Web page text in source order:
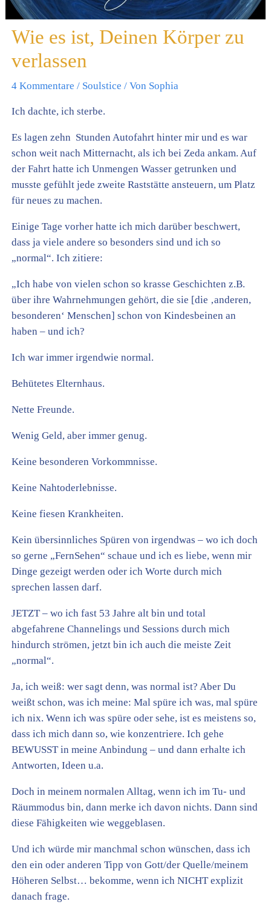
Wie es ist, Deinen Körper zu
verlassen
4 Kommentare / Soulstice / Von Sophia
Ich dachte, ich sterbe.
Es lagen zehn Stunden Autofahrt hinter mir und es war
schon weit nach Mitternacht, als ich bei Zeda ankam. Auf
der Fahrt hatte ich Unmengen Wasser getrunken und
musste gefühlt jede zweite Raststätte ansteuern, um Platz
für neues zu machen.
Einige Tage vorher hatte ich mich darüber beschwert,
dass ja viele andere so besonders sind und ich so
„normal“. Ich zitiere:
„Ich habe von vielen schon so krasse Geschichten z.B.
über ihre Wahrnehmungen gehört, die sie [die ‚anderen,
besonderen‘ Menschen] schon von Kindesbeinen an
haben – und ich?
Ich war immer irgendwie normal.
Behütetes Elternhaus.
Nette Freunde.
Wenig Geld, aber immer genug.
Keine besonderen Vorkommnisse.
Keine Nahtoderlebnisse.
Keine fiesen Krankheiten.
Kein übersinnliches Spüren von irgendwas – wo ich doch
so gerne „FernSehen“ schaue und ich es liebe, wenn mir
Dinge gezeigt werden oder ich Worte durch mich
sprechen lassen darf.
JETZT – wo ich fast 53 Jahre alt bin und total
abgefahrene Channelings und Sessions durch mich
hindurch strömen, jetzt bin ich auch die meiste Zeit
„normal“.
Ja, ich weiß: wer sagt denn, was normal ist? Aber Du
weißt schon, was ich meine: Mal spüre ich was, mal spüre
ich nix. Wenn ich was spüre oder sehe, ist es meistens so,
dass ich mich dann so, wie konzentriere. Ich gehe
BEWUSST in meine Anbindung – und dann erhalte ich
Antworten, Ideen u.a.
Doch in meinem normalen Alltag, wenn ich im Tu- und
Räummodus bin, dann merke ich davon nichts. Dann sind
diese Fähigkeiten wie weggeblasen.
Und ich würde mir manchmal schon wünschen, dass ich
den ein oder anderen Tipp von Gott/der Quelle/meinem
Höheren Selbst… bekomme, wenn ich NICHT explizit
danach frage.